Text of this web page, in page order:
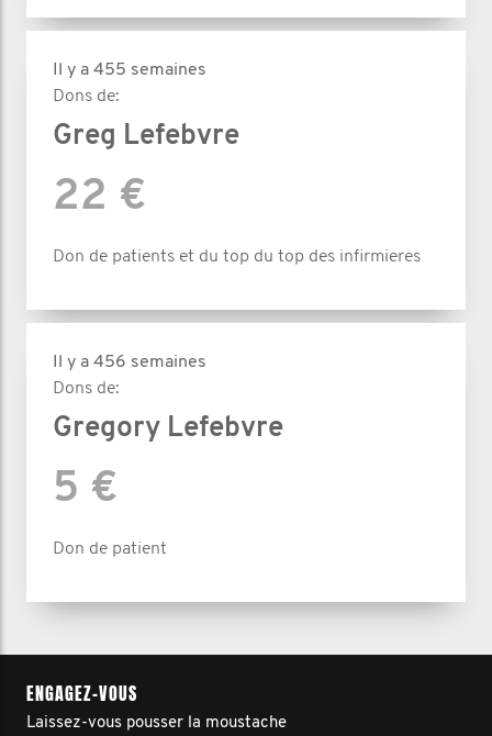
Il y a 455 semaines
Dons de:
Greg Lefebvre
22 €
Don de patients et du top du top des infirmieres
Il y a 456 semaines
Dons de:
Gregory Lefebvre
5 €
Don de patient
ENGAGEZ-VOUS
Laissez-vous pousser la moustache